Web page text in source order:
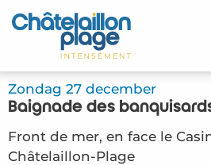
Aller
au
principal
Home – NL
Ontdek
Activiteiten
Leven
Zondag 27 december
Baignade des
Front de mer, en face le
Châtelaillon-Plage